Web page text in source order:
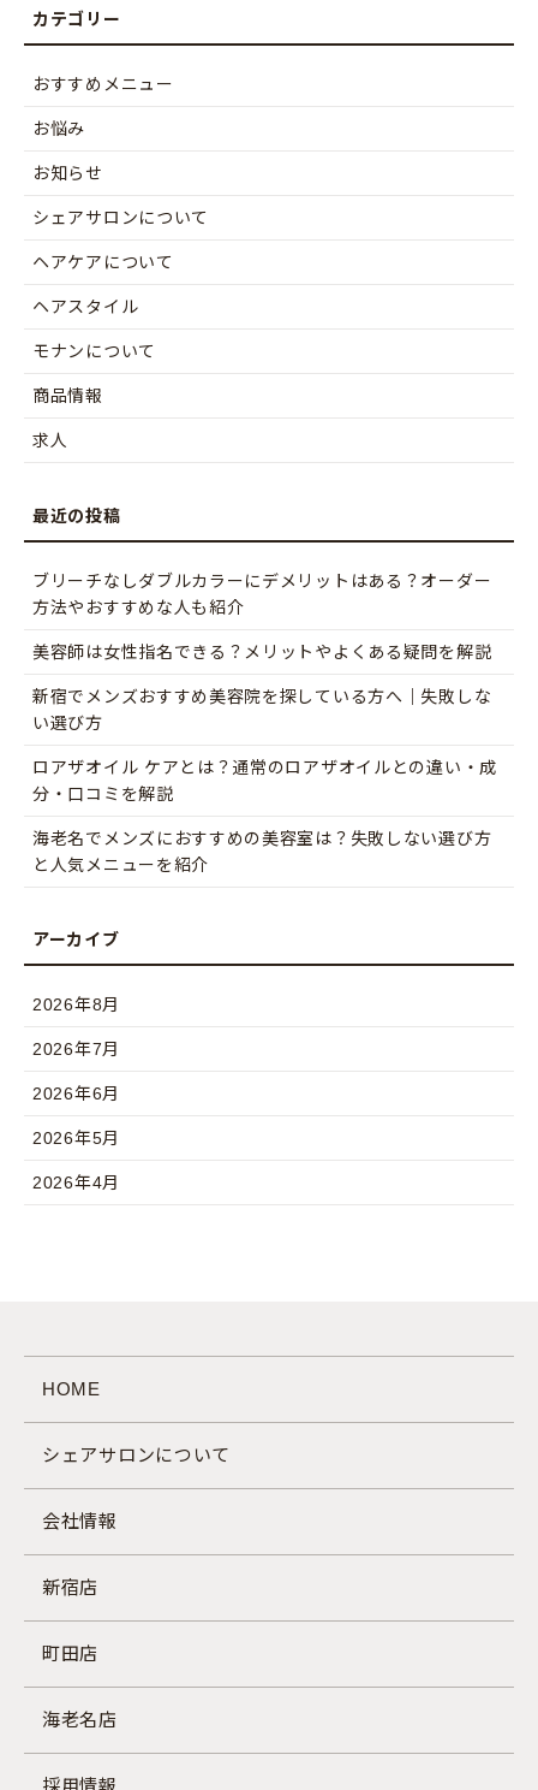
おすすめメニュー
お悩み
お知らせ
シェアサロンについて
ヘアケアについて
ヘアスタイル
モナンについて
商品情報
求人
ブリーチなしダブルカラーにデメリットはある？オーダー
方法やおすすめな人も紹介
美容師は女性指名できる？メリットやよくある疑問を解説
新宿でメンズおすすめ美容院を探している方へ｜失敗しな
い選び方
ロアザオイル ケアとは？通常のロアザオイルとの違い・成
分・口コミを解説
海老名でメンズにおすすめの美容室は？失敗しない選び方
と人気メニューを紹介
2026年8月
2026年7月
2026年6月
2026年5月
2026年4月
HOME
シェアサロンについて
会社情報
新宿店
町田店
海老名店
採用情報